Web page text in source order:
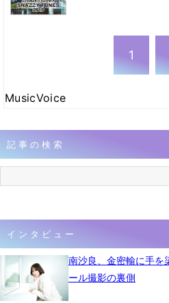
1
MusicVoice
記事の検索
インタビュー
南沙良、金密輸に手
ール撮影の裏側